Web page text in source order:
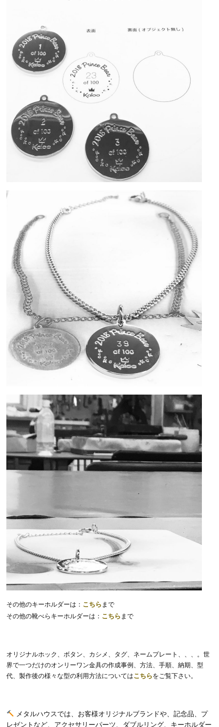
その他のキーホルダーは： こちら まで
その他の靴べらキーホルダーは： こちら まで
オリジナルホック、ボタン、カシメ、タグ、ネームプレート、、、。世
界で一つだけのオンリーワン金具の作成事例、方法、手順、納期、型
代、製作後の様々な型の利用方法についてはこちらをご覧下さい。
メタルハウスでは、お客様オリジナルブランドや、記念品、プ
レゼントなど、アクセサリーパーツ、ダブルリング、キーホルダー